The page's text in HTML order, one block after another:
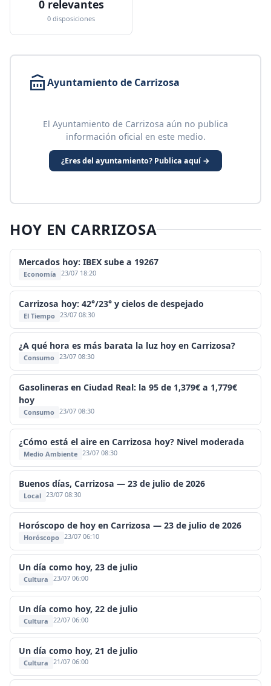
0 relevantes
0 disposiciones
Ayuntamiento de Carrizosa
El Ayuntamiento de Carrizosa aún no publica
información oficial en este medio.
¿Eres del ayuntamiento? Publica aquí →
HOY EN CARRIZOSA
Mercados hoy: IBEX sube a 19267
Economía 23/07 18:20
Carrizosa hoy: 42°/23° y cielos de despejado
El Tiempo 23/07 08:30
¿A qué hora es más barata la luz hoy en Carrizosa?
Consumo 23/07 08:30
Gasolineras en Ciudad Real: la 95 de 1,379€ a 1,779€
hoy
Consumo 23/07 08:30
¿Cómo está el aire en Carrizosa hoy? Nivel moderada
Medio Ambiente 23/07 08:30
Buenos días, Carrizosa — 23 de julio de 2026
Local 23/07 08:30
Horóscopo de hoy en Carrizosa — 23 de julio de 2026
Horóscopo 23/07 06:10
Un día como hoy, 23 de julio
Cultura 23/07 06:00
Un día como hoy, 22 de julio
Cultura 22/07 06:00
Un día como hoy, 21 de julio
Cultura 21/07 06:00